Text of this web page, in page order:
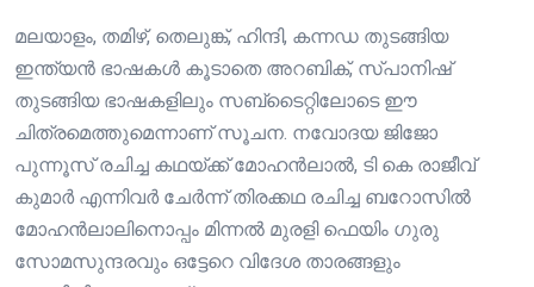
മലയാളം, തമിഴ്, തെലുങ്ക്, ഹിന്ദി, കന്നഡ തുടങ്ങിയ
ഇന്ത്യൻ ഭാഷകൾ കൂടാതെ അറബിക്, സ്പാനിഷ്
തുടങ്ങിയ ഭാഷകളിലും സബ്‌ടൈറ്റിലോടെ ഈ
ചിത്രമെത്തുമെന്നാണ് സൂചന. നവോദയ ജിജോ
പുന്നൂസ് രചിച്ച കഥയ്ക്ക് മോഹൻലാൽ, ടി കെ രാജീവ്
കുമാർ എന്നിവർ ചേർന്ന് തിരക്കഥ രചിച്ച ബറോസിൽ
മോഹൻലാലിനൊപ്പം മിന്നൽ മുരളി ഫെയിം ഗുരു
സോമസുന്ദരവും ഒട്ടേറെ വിദേശ താരങ്ങളും